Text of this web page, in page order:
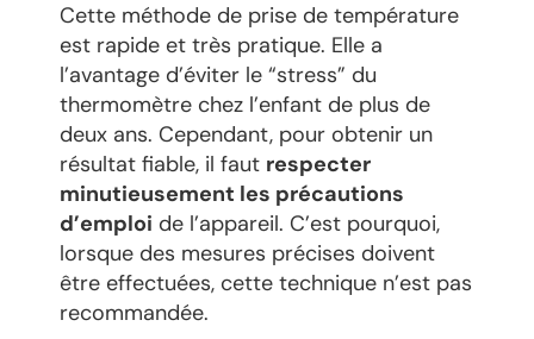
Cette méthode de prise de température
est rapide et très pratique. Elle a
l’avantage d’éviter le “stress” du
thermomètre chez l’enfant de plus de
deux ans. Cependant, pour obtenir un
résultat fiable, il faut respecter
minutieusement les précautions
d’emploi de l’appareil. C’est pourquoi,
lorsque des mesures précises doivent
être effectuées, cette technique n’est pas
recommandée.